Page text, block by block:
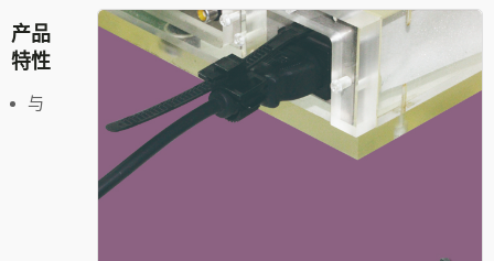
产品
特性
与